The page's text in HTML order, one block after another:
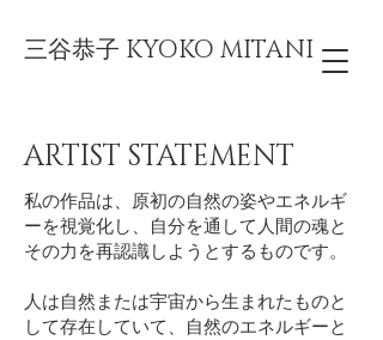
三谷恭子 KYOKO MITANI
ARTIST STATEMENT
私の作品は、原初の自然の姿やエネルギ
ーを視覚化し、自分を通して人間の魂と
その力を再認識しようとするものです。
人は自然または宇宙から生まれたものと
して存在していて、自然のエネルギーと